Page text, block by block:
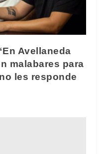
Avellaneda
malabares para
les responde